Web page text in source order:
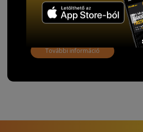
adathordozó termék vásárlásakor köteles
adattörlő kódot biztosítani.
További információ